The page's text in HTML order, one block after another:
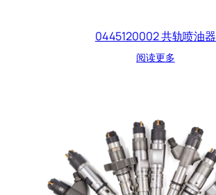
0445120002 共轨喷油器
阅读更多